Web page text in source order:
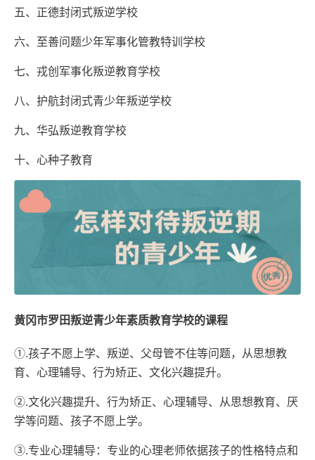
五、正德封闭式叛逆学校
六、至善问题少年军事化管教特训学校
七、戎创军事化叛逆教育学校
八、护航封闭式青少年叛逆学校
九、华弘叛逆教育学校
十、心种子教育
黄冈市罗田叛逆青少年素质教育学校的课程
①.孩子不愿上学、叛逆、父母管不住等问题，从思想教
育、心理辅导、行为矫正、文化兴趣提升。
②.文化兴趣提升、行为矫正、心理辅导、从思想教育、厌
学等问题、孩子不愿上学。
③.专业心理辅导：专业的心理老师依据孩子的性格特点和